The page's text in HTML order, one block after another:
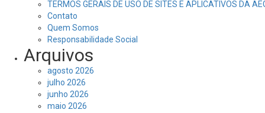
TERMOS GERAIS DE USO DE SITES E APLICATIVOS DA
Contato
Quem Somos
Responsabilidade Social
Arquivos
agosto 2026
julho 2026
junho 2026
maio 2026